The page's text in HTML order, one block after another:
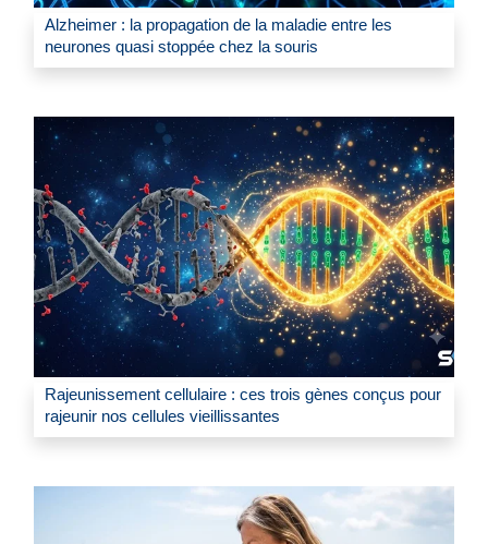
Alzheimer : la propagation de la maladie entre les
neurones quasi stoppée chez la souris
Rajeunissement cellulaire : ces trois gènes conçus pour
rajeunir nos cellules vieillissantes